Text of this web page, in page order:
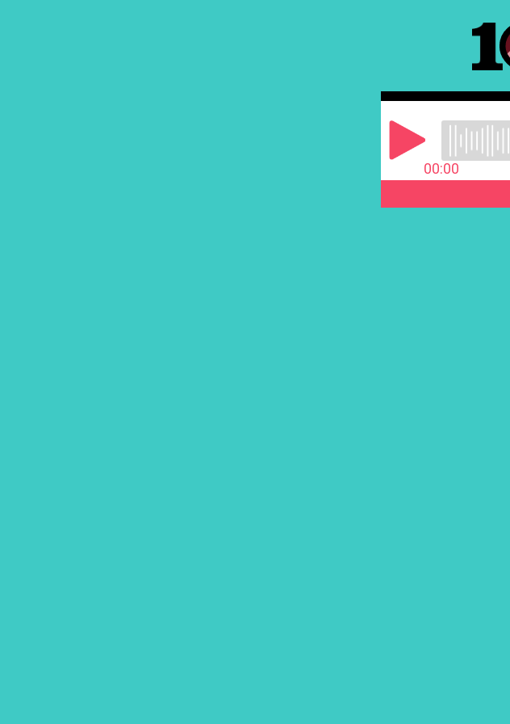
00:00